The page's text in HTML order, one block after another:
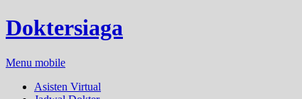
Doktersiaga
Menu mobile
Asisten Virtual